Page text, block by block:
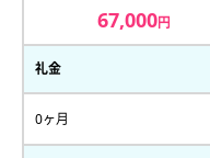
67,000円
礼金
0ヶ月